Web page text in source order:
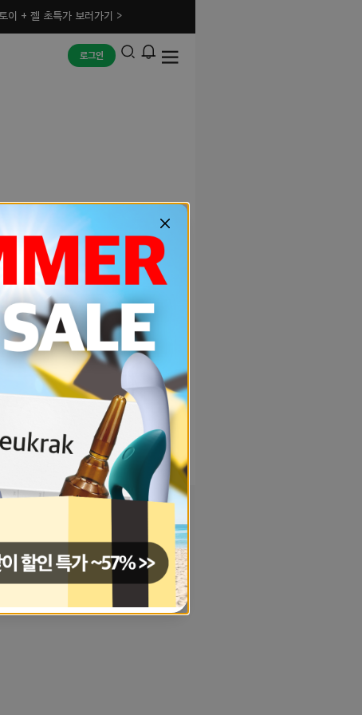
이 + 젤 초특가 보러가기 >
로그인
못한 에러입니다.